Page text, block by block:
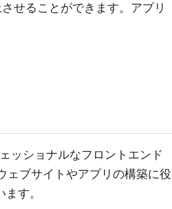
せることができます。アプリ
ッショナルなフロントエンド
ェブサイトやアプリの構築に役
す。